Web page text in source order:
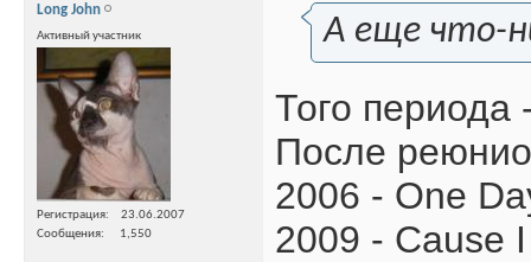
Long John
Активный участник
Регистрация
23.06.2007
Сообщения
1,550
А еще что-
Того периода
После
2006 - One
2009 - Cause